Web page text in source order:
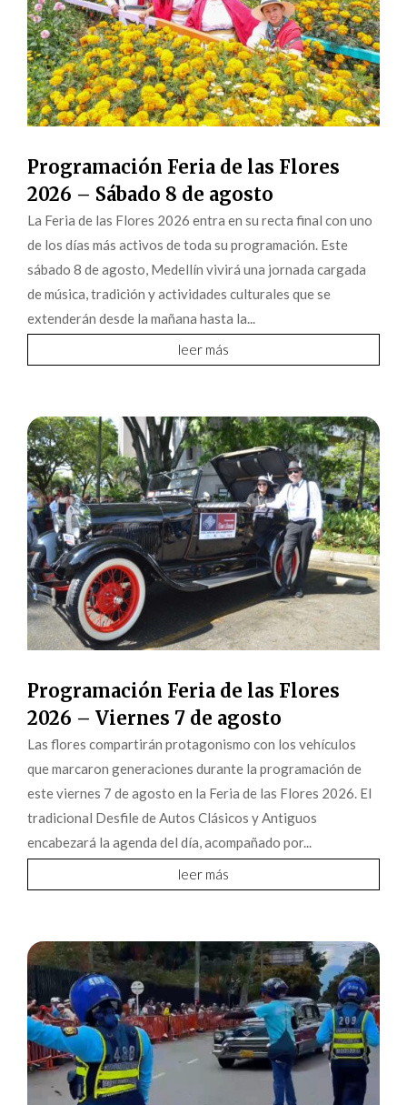
Programación Feria de las Flores
2026 – Sábado 8 de agosto
La Feria de las Flores 2026 entra en su recta final con uno
de los días más activos de toda su programación. Este
sábado 8 de agosto, Medellín vivirá una jornada cargada
de música, tradición y actividades culturales que se
extenderán desde la mañana hasta la...
leer más
Programación Feria de las Flores
2026 – Viernes 7 de agosto
Las flores compartirán protagonismo con los vehículos
que marcaron generaciones durante la programación de
este viernes 7 de agosto en la Feria de las Flores 2026. El
tradicional Desfile de Autos Clásicos y Antiguos
encabezará la agenda del día, acompañado por...
leer más